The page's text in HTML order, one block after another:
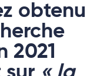
obtenu
2021